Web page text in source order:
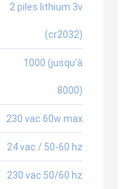
2 piles lithium 3v
(cr2032)
1000 (jusqu’à
8000)
230 vac 60w max
24 vac / 50-60 hz
230 vac 50/60 hz